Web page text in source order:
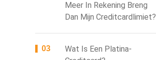
Meer In Rekening Breng
Dan Mijn Creditcardlimiet?
Wat Is Een Platina-